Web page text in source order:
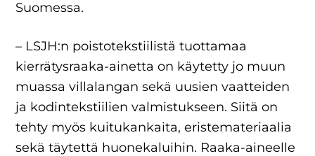
Suomessa.
– LSJH:n poistotekstiilistä tuottamaa
kierrätysraaka-ainetta on käytetty jo muun
muassa villalangan sekä uusien vaatteiden
ja kodintekstiilien valmistukseen. Siitä on
tehty myös kuitukankaita, eristemateriaalia
sekä täytettä huonekaluihin. Raaka-aineelle